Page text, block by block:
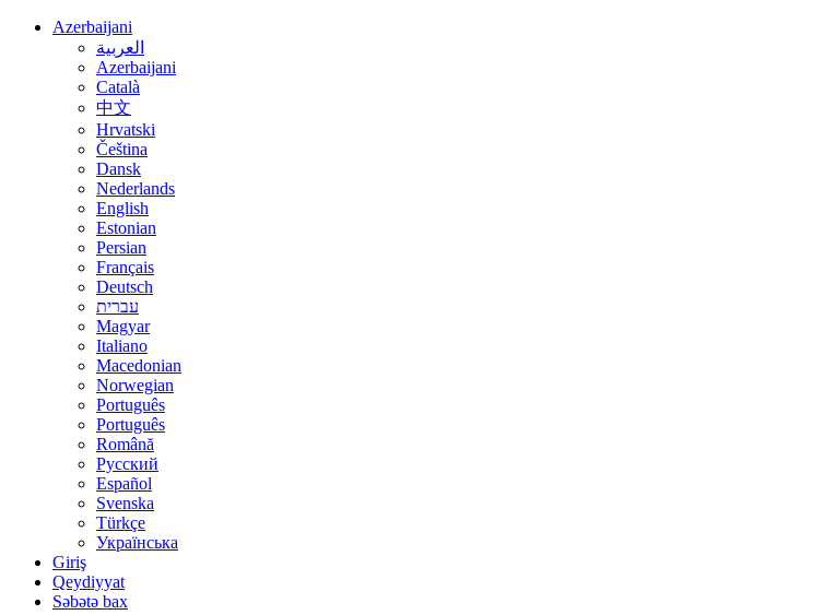
Azerbaijani
العربية
Azerbaijani
Català
中文
Hrvatski
Čeština
Dansk
Nederlands
English
Estonian
Persian
Français
Deutsch
עברית
Magyar
Italiano
Macedonian
Norwegian
Português
Português
Română
Русский
Español
Svenska
Türkçe
Українська
Giriş
Qeydiyyat
Səbətə bax